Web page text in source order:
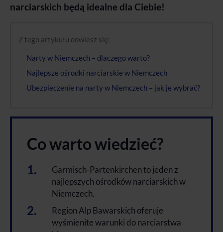
narciarskich będą idealne dla Ciebie!
Co warto wiedzieć?
Garmisch-Partenkirchen to jeden z
najlepszych ośrodków narciarskich w
Niemczech.
Region Alp Bawarskich oferuje
wyśmienite warunki do narciarstwa
Z tego artykułu dowiesz się:
Narty w Niemczech – dlaczego warto?
Najlepsze ośrodki narciarskie w Niemczech
Ubezpieczenie na narty w Niemczech – jak je wybrać?